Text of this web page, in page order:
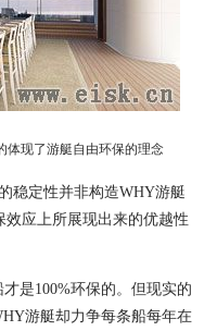
体现了游艇自由环保的理念
稳定性并非构造WHY游艇
应上所展现出来的优越性
是100%环保的。但现实的
游艇却力争每条船每年在